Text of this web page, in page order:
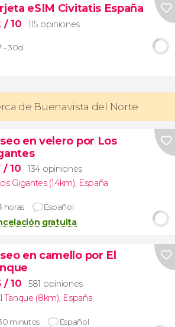
eSIM Civitatis España
/ 10 115 opiniones
- 30d
de Buenavista del Norte
en velero por Los
/ 10
134 opiniones
Gigantes (14km), España
horas Español
gratuita
en camello por El
/ 10
581 opiniones
Tanque (8km), España
minutos Español